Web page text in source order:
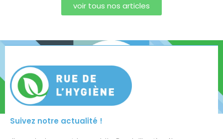
voir tous nos articles
Suivez notre actualité !